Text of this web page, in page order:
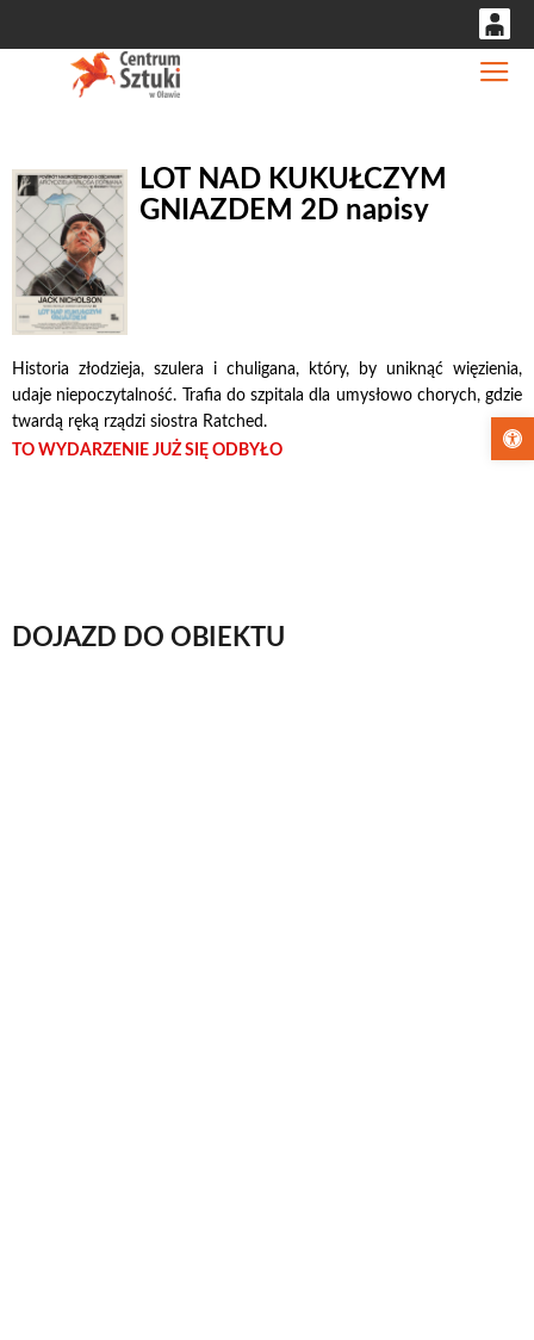
Otwórz
14 53
LOT NAD KUKUŁCZYM
GNIAZDEM 2D napisy
Historia złodzieja, szulera i chuligana, który, by uniknąć więzienia,
udaje niepoczytalność. Trafia do szpitala dla umysłowo chorych, gdzie
twardą ręką rządzi siostra Ratched.
TO WYDARZENIE JUŻ SIĘ ODBYŁO
DOJAZD DO OBIEKTU